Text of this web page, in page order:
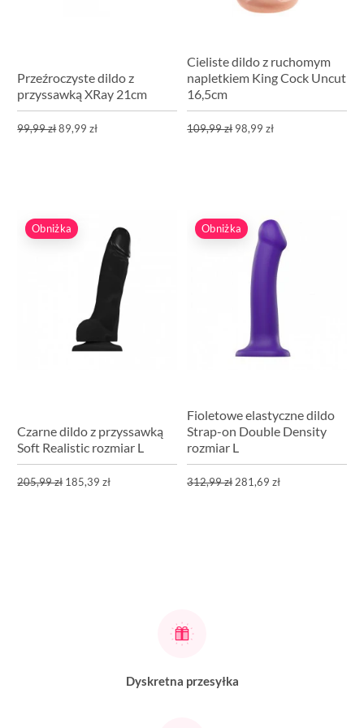
Przeźroczyste dildo z
przyssawką XRay 21cm
99,99 zł89,99 zł
Cieliste dildo z ruchomym
napletkiem King Cock Uncut
16,5cm
109,99 zł 98,99 zł
Obniżka
Czarne dildo z przyssawką
Soft Realistic rozmiar L
205,99 zł 185,39 zł
Obniżka
Fioletowe elastyczne dildo
Strap-on Double Density
rozmiar L
312,99 zł 281,69 zł
Dyskretna przesyłka